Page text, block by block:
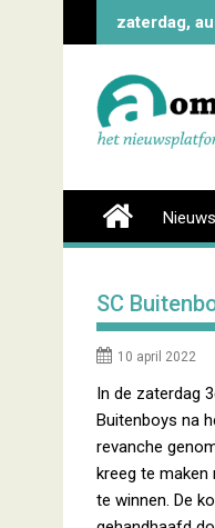
zaterdag,
Nieuws
SC
10 april 2022
In de zaterdag
Buitenboys na
revanche
kreeg te
te winnen. De